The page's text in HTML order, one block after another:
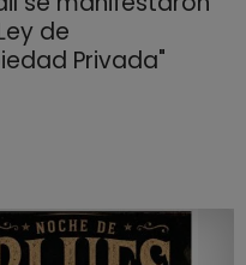
de
Privada"